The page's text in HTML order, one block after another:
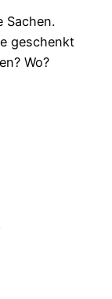
Sachen.
geschenkt
Wo?